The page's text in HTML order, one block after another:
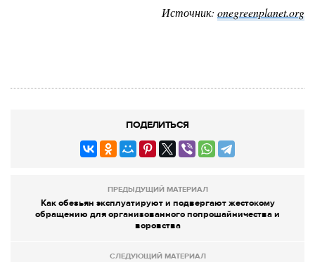
Источник: onegreenplanet.org
ПОДЕЛИТЬСЯ
ПРЕДЫДУЩИЙ МАТЕРИАЛ
Как обезьян эксплуатируют и подвергают жестокому
обращению для организованного попрошайничества и
воровства
СЛЕДУЮЩИЙ МАТЕРИАЛ